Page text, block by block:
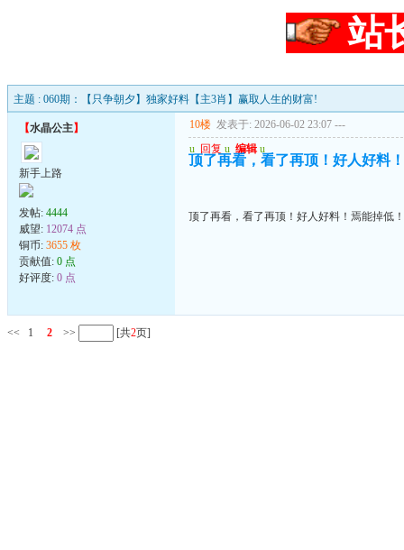
站
主题 : 060期：【只争朝夕】独家好料【主3肖】赢取人生的财富!
【水晶公主】
新手上路
发帖: 4444
威望: 12074 点
铜币: 3655 枚
贡献值: 0 点
好评度: 0 点
10楼 发表于: 2026-06-02 23:07 ---
u 回复 u 编辑 u
顶了再看，看了再顶！好人好料
顶了再看，看了再顶！好人好料！焉能掉低！
<< 1 2 >> [共2页]